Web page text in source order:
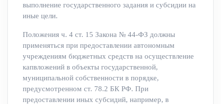
выполнение государственного задания и субсидии на
иные цели.
Положения ч. 4 ст. 15 Закона № 44-ФЗ должны
применяться при предоставлении автономным
учреждениям бюджетных средств на осуществление
капвложений в объекты государственной,
муниципальной собственности в порядке,
предусмотренном ст. 78.2 БК РФ. При
предоставлении иных субсидий, например, в